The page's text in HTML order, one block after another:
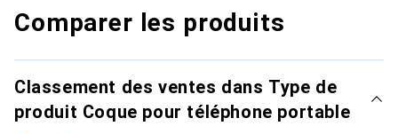
Comparer les produits
Classement des ventes dans Type de
produit Coque pour téléphone portable